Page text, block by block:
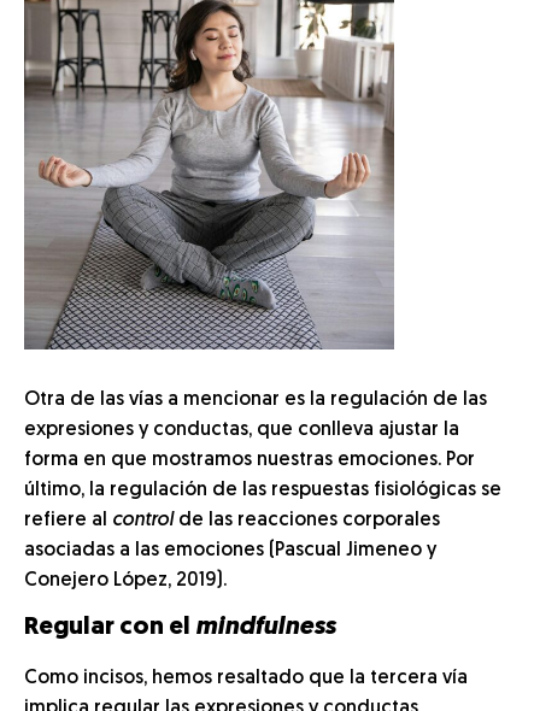
Otra de las vías a mencionar es la regulación de las
expresiones y conductas, que conlleva ajustar la
forma en que mostramos nuestras emociones. Por
último, la regulación de las respuestas fisiológicas se
refiere al controlde las reacciones corporales
asociadas a las emociones (Pascual Jimeneo y
Conejero López, 2019).
Regular con el mindfulness
Como incisos, hemos resaltado que la tercera vía